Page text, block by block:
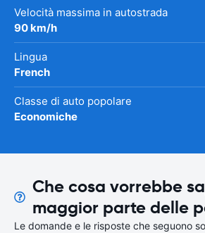
Velocità massima in autostrada
90 km/h
Lingua
French
Classe di auto popolare
Economiche
Che cosa vorrebbe
maggior parte delle
Le domande e le risposte che seguono